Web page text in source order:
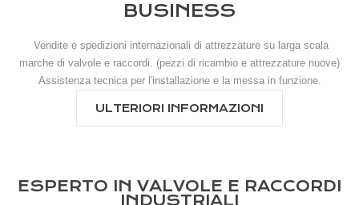
BUSINESS
Vendite e spedizioni internazionali di attrezzature su larga scala
marche di valvole e raccordi. (pezzi di ricambio e attrezzature nuove)
Assistenza tecnica per l'installazione e la messa in funzione.
ULTERIORI INFORMAZIONI
ESPERTO IN VALVOLE E RACCORDI
INDUSTRIALI